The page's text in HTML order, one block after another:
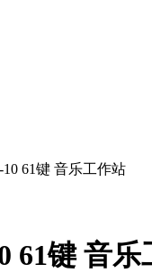
10 61键 音乐工作站
61键 音乐